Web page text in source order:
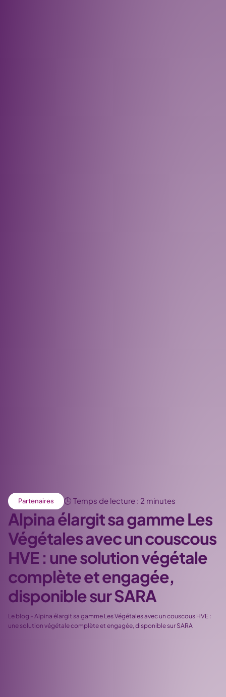
Partenaires 🕒 Temps de lecture : 2 minutes
Alpina élargit sa gamme Les
Végétales avec un couscous
HVE : une solution végétale
complète et engagée,
disponible sur SARA
Le blog - Alpina élargit sa gamme Les Végétales avec un couscous HVE :
une solution végétale complète et engagée, disponible sur SARA